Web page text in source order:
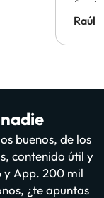
Hotel
Raúl
buenos, de los
contenido útil y
y App. 200 mil
¿te apuntas